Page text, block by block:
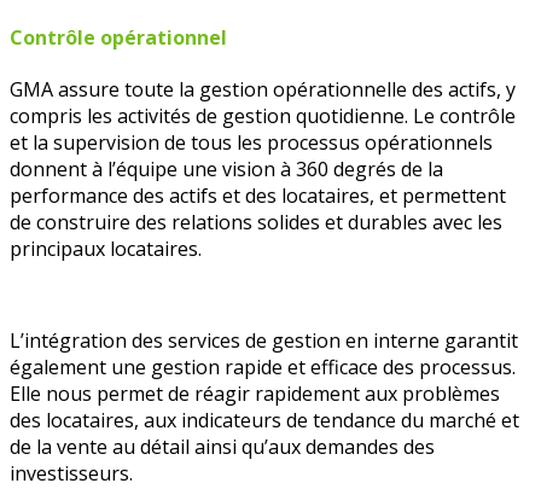
Contrôle opérationnel
GMA assure toute la gestion opérationnelle des actifs, y
compris les activités de gestion quotidienne. Le contrôle
et la supervision de tous les processus opérationnels
donnent à l’équipe une vision à 360 degrés de la
performance des actifs et des locataires, et permettent
de construire des relations solides et durables avec les
principaux locataires.
L’intégration des services de gestion en interne garantit
également une gestion rapide et efficace des processus.
Elle nous permet de réagir rapidement aux problèmes
des locataires, aux indicateurs de tendance du marché et
de la vente au détail ainsi qu’aux demandes des
investisseurs.